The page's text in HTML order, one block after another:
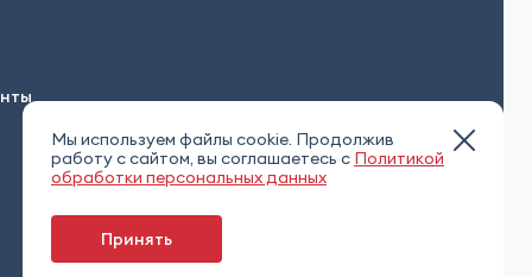
Мы используем файлы cookie. Продолжив
работу с сайтом, вы соглашаетесь с Политикой
обработки персональных данных
Принять